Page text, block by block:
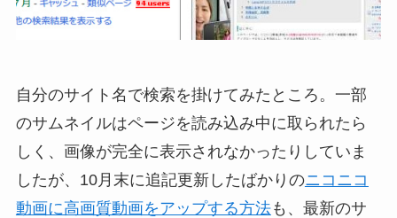
自分のサイト名で検索を掛けてみたところ。一部
のサムネイルはページを読み込み中に取られたら
しく、画像が完全に表示されなかったりしていま
したが、10月末に追記更新したばかりのニコニコ
動画に高画質動画をアップする方法も、最新のサ